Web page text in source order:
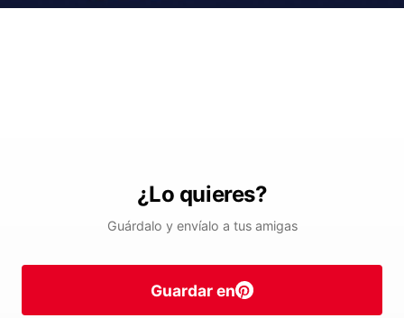
¿Lo quieres?
Guárdalo y envíalo a tus amigas
Guardar en